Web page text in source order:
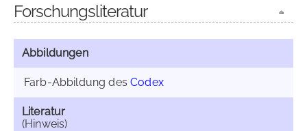
Forschungsliteratur
Abbildungen
Farb-Abbildung desCodex
Literatur
(Hinweis)